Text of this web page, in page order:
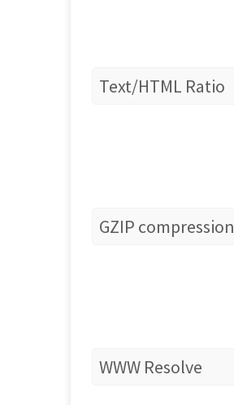
Text/HTML Ratio
GZIP compression
WWW Resolve